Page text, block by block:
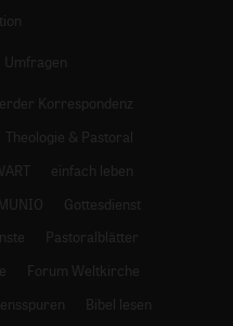
Umfragen
Korrespondenz
Theologie & Pastoral
einfach leben
Gottesdienst
Pastoralblätter
Forum Weltkirche
Bibel lesen